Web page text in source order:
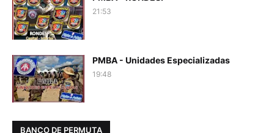
21:53
PMBA - Unidades Especializadas
19:48
BANCO DE PERMUTA